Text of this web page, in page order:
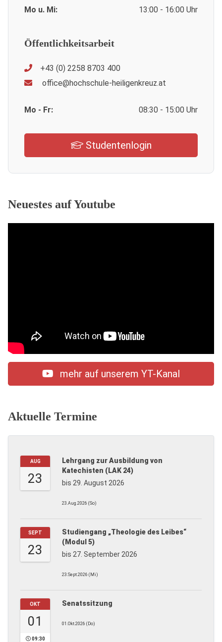
Mo u. Mi:
13:00 - 16:00 Uhr
Öffentlichkeitsarbeit
+43 (0) 2258 8703 400
office@hochschule-heiligenkreuz.at
Mo - Fr: 08:30 - 15:00 Uhr
Studentenlogin
Neuestes auf Youtube
mehr auf unserem YT-Kanal
Aktuelle Termine
AUG
23
Lehrgang zur Ausbildung von
Katechisten (LAK 24)
bis 29. August 2026
23.Aug.2026 (So)
SEPT
23
Studiengang „Theologie des Leibes“
(Modul 5)
bis 27. September 2026
23.Sept.2026 (Mi)
OKT
01
09:30
Senatssitzung
01.Okt.2026 (Do)